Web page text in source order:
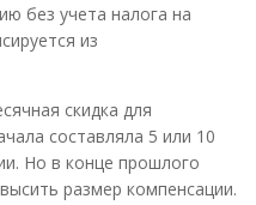
без учета налога на
из
скидка для
составляла 5 или 10
Но в конце прошлого
размер компенсации.